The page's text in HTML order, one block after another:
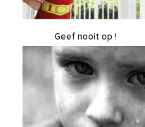
Geef nooit op !